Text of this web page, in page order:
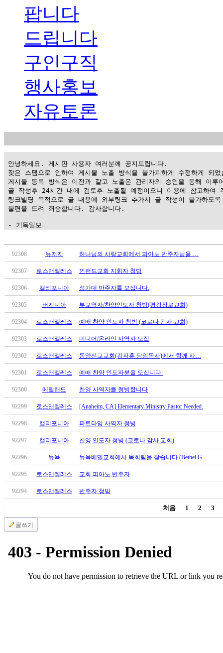
팝니다
드립니다
구인구직
행사홍보
자유토론
안녕하세요. 게시판 사용자 여러분께 공지드립니다.
잦은 스팸으로 인하여 게시물 노출 방식을 불가피하게 수정하게 되었
게시물 등록 방식은 이전과 같고 노출은 관리자의 승인을 통해 이루
글 작성후 24시간 내에 검토후 노출될 예정이오니 이용에 참고하여
링크빌딩 목적으로 글 내용에 외부링크 추가시 글 작성이 불가하도
불편을 드려 죄송합니다. 감사합니다.
- 기독일보
만
은
꼴
밍
넷
minky
합
체
안
브
국
소
야
즐
92308 뉴저지 하나님의 사랑교회에서 피아노 반주자님을 …
92307 로스앤젤레스 인랜드교회 지휘자 청빙
92306 캘리포니아 성가대 반주자를 모십니다.
92305 버지니아 부교역자/찬양인도자 청빙(평강장로교회)
92304 로스앤젤레스 예배 찬양 인도자 청빙 (코로나 감사 교회)
92303 로스앤젤레스 미디어/온라인 사역자 모집
92302 로스앤젤레스 동양선교교회(김지훈 담임목사)에서 함께 사…
92301 로스앤젤레스 예배 찬양 인도자분을 모십니다.
92300 메릴랜드 찬양 사역자를 청빙합니다
92299 로스앤젤레스 [Anaheim, CA] Elementary Ministry Pastor Needed.
92298 캘리포니아 파트타임 사역자 청빙
92297 캘리포니아 찬양 인도자 청빙 (코로나 감사 교회)
92296 뉴욕 뉴욕베델교회에서 목회팀을 찾습니다.(Bethel G…
92295 로스앤젤레스 교회 피아노 반주자
92294 로스앤젤레스 반주자 청빙
처음 1 2 3
글쓰기